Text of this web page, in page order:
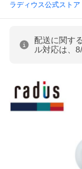
ラディウス公式スト
配送に関す
ル対応は、